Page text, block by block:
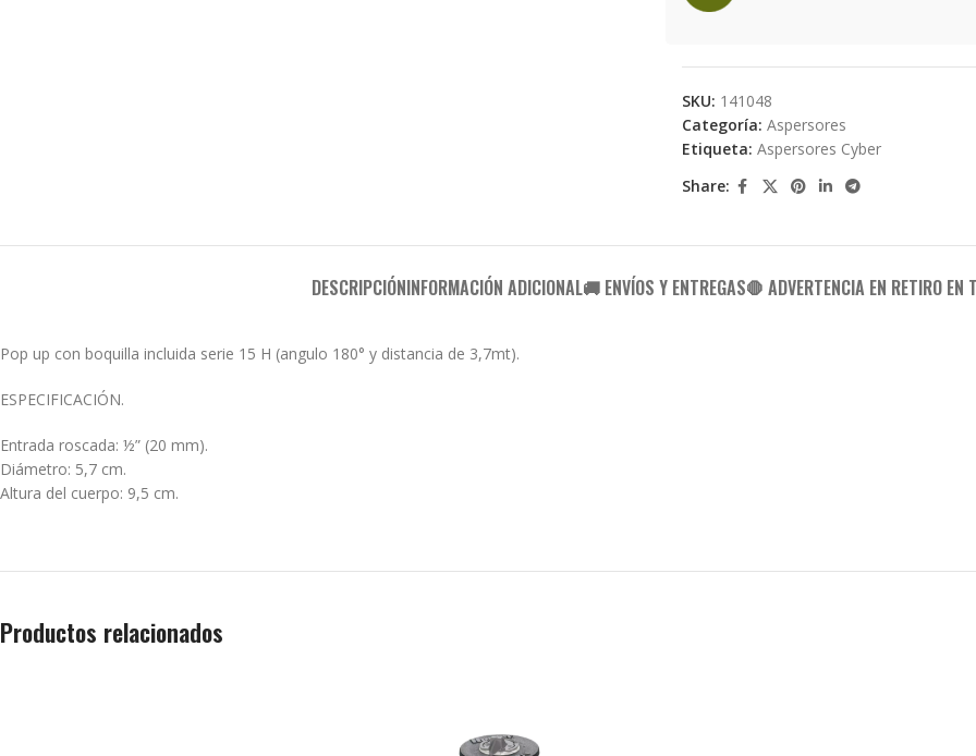
SKU: 141048
Categoría: Aspersores
Etiqueta: Aspersores Cyber
Share:
DESCRIPCIÓNINFORMACIÓN ADICIONAL🚚 ENVÍOS Y ENTREGAS🛑 ADVERTENCIA EN RETIRO EN
Pop up con boquilla incluida serie 15 H (angulo 180° y distancia de 3,7mt).
ESPECIFICACIÓN.
Entrada roscada: ½” (20 mm).
Diámetro: 5,7 cm.
Altura del cuerpo: 9,5 cm.
Productos relacionados